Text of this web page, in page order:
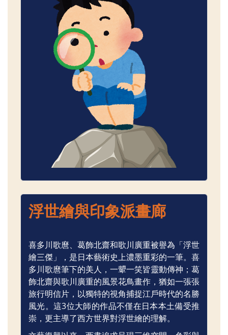
浮世繪與印象派畫廊
喜多川歌麿、葛飾北齋和歌川廣重被譽為「浮世
繪三傑」，是日本藝術史上濃墨重彩的一筆。喜
多川歌麿筆下的美人，一顰一笑皆靈動傳神；葛
飾北齋與歌川廣重的風景花鳥畫作，猶如一張張
旅行明信片，以獨特的視角捕捉江戶時代的名勝
風光。這3位大師的作品不僅在日本本土備受推
崇，更主導了西方世界對浮世繪的理解。